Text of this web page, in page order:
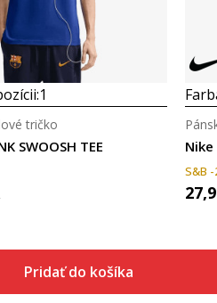
1
SWOOSH TEE
tričko
Pridať do košíka
Nike
S&B